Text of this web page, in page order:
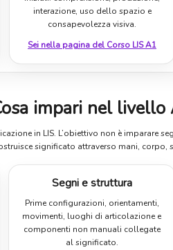
interazione, uso dello spazio e
consapevolezza visiva.
Sei nella pagina del Corso LIS A1
impari nel livello
in LIS. L’obiettivo non è imparare
significato attraverso mani, corpo,
Segni e struttura
Prime configurazioni, orientamenti,
movimenti, luoghi di articolazione e
componenti non manuali collegate
al significato.